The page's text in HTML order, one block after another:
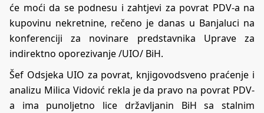
će moći da se podnesu i zahtjevi za povrat PDV-a na
kupovinu nekretnine, rečeno je danas u Banjaluci na
konferenciji za novinare predstavnika Uprave za
indirektno oporezivanje /UIO/ BiH.
Šef Odsjeka UIO za povrat, knjigovodsveno praćenje i
analizu Milica Vidović rekla je da pravo na povrat PDV-
a ima punoljetno lice državljanin BiH sa stalnim